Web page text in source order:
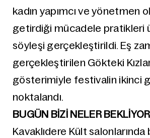
kadın yapımcı ve yönetmen
getirdiği mücadele pratikleri
söyleşi gerçekleştirildi. Eş
gerçekleştirilen Gökteki
gösterimiyle festivalin ikinci
noktalandı.
BUGÜN BİZİ NELER
Kavaklıdere Kült